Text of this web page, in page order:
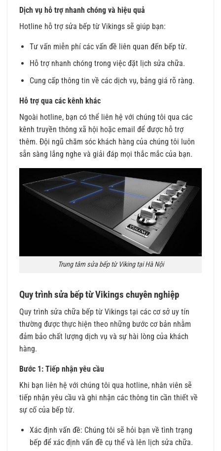
Dịch vụ hỗ trợ nhanh chóng và hiệu quả
Hotline hỗ trợ sửa bếp từ Vikings sẽ giúp bạn:
Tư vấn miễn phí các vấn đề liên quan đến bếp từ.
Hỗ trợ nhanh chóng trong việc đặt lịch sửa chữa.
Cung cấp thông tin về các dịch vụ, bảng giá rõ ràng.
Hỗ trợ qua các kênh khác
Ngoài hotline, bạn có thể liên hệ với chúng tôi qua các
kênh truyền thông xã hội hoặc email để được hỗ trợ
thêm. Đội ngũ chăm sóc khách hàng của chúng tôi luôn
sẵn sàng lắng nghe và giải đáp mọi thắc mắc của bạn.
Trung tâm sửa bếp từ Viking tại Hà Nội
Quy trình sửa bếp từ Vikings chuyên nghiệp
Quy trình sửa chữa bếp từ Vikings tại các cơ sở uy tín
thường được thực hiện theo những bước cơ bản nhằm
đảm bảo chất lượng dịch vụ và sự hài lòng của khách
hàng.
Bước 1: Tiếp nhận yêu cầu
Khi bạn liên hệ với chúng tôi qua hotline, nhân viên sẽ
tiếp nhận yêu cầu và ghi nhận các thông tin cần thiết về
sự cố của bếp từ.
Xác định vấn đề: Chúng tôi sẽ hỏi bạn về tình trạng
bếp để xác định vấn đề cụ thể và lên lịch sửa chữa.